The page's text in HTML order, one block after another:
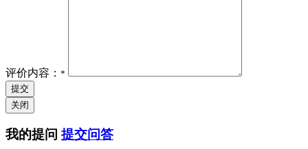
评价内容： *
提交
关闭
我的提问 提交问答